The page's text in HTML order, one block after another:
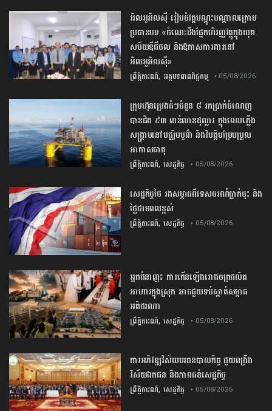
អិលអូអិលស៊ី រៀបចំវគ្គបណ្តុះបណ្តាលក្រោម
ប្រធានបទ «ចំណេះដឹងផ្នែកហិរញ្ញវត្ថុក្នុងយុគ
សម័យឌីជីថល និងឱកាសការងារនៅ
អិលអូអិលស៊ី»
ព្រឹត្តិការណ៍, អត្ថបទពាណិជ្ជកម្ម • 05/08/2026
ក្រុមហ៊ុនប្រេងធំៗចំនួន ៨ រកប្រាក់ចំណេញ
បានជិត ៩៣ ពាន់លានដុល្លារ ក្នុងពេលភ្លើង
សង្គ្រាមនៅមជ្ឈិមបូព៌ា និងវិបត្តិបម្រែបម្រួល
អាកាសធាតុ
ព្រឹត្តិការណ៍, សេដ្ឋកិច្ច • 05/08/2026
សេដ្ឋកិច្ច​ថៃ​ រង​សម្ពាធ​ពី​ទេសចរណ៍​ធ្លាក់ចុះ​ និង​
ថ្លៃ​ថាមពល​ខ្ពស់​
ព្រឹត្តិការណ៍, សេដ្ឋកិច្ច • 05/08/2026
​អ្នកជំនាញ​៖ ​ការ​កើនឡើង​រោងចក្រ​ផលិត​
អាហារ​ក្នុង​ស្រុក​ ​អាច​ជួយ​​ទប់ស្កាត់​សម្ពាធ​
អតិផរណា
ព្រឹត្តិការណ៍, សេដ្ឋកិច្ច • 05/08/2026
ការ​អភិវឌ្ឍ​វិស័យ​បរធន​បាលកិច្ច ​ជួយ​ពង្រឹង​
វិស័យ​ឯកជន ​និង​ភាព​ធន់​សេដ្ឋកិច្ច​
ព្រឹត្តិការណ៍, សេដ្ឋកិច្ច • 05/08/2026